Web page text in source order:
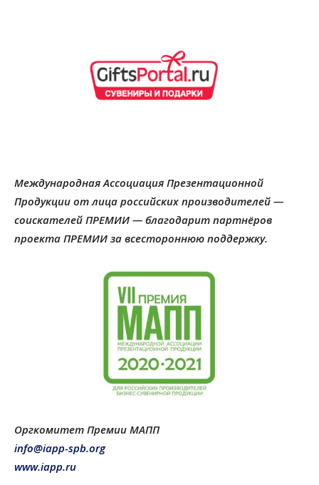
Международная Ассоциация Презентационной
Продукции от лица российских производителей —
соискателей ПРЕМИИ — благодарит партнёров
проекта ПРЕМИИ за всестороннюю поддержку.
Оргкомитет Премии МАПП
info@iapp-spb.org
www.iapp.ru